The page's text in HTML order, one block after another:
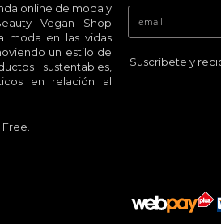
online de moda y
Vegan Shop
moda en las vidas
un estilo de
sustentables,
en relación al
Suscríbete y